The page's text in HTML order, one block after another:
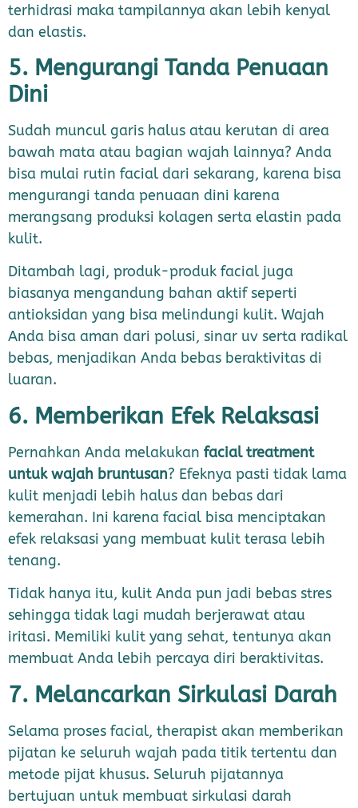
terhidrasi maka tampilannya akan lebih kenyal
dan elastis.
5. Mengurangi Tanda Penuaan
Dini
Sudah muncul garis halus atau kerutan di area
bawah mata atau bagian wajah lainnya? Anda
bisa mulai rutin facial dari sekarang, karena bisa
mengurangi tanda penuaan dini karena
merangsang produksi kolagen serta elastin pada
kulit.
Ditambah lagi, produk-produk facial juga
biasanya mengandung bahan aktif seperti
antioksidan yang bisa melindungi kulit. Wajah
Anda bisa aman dari polusi, sinar uv serta radikal
bebas, menjadikan Anda bebas beraktivitas di
luaran.
6. Memberikan Efek Relaksasi
Pernahkan Anda melakukan facial treatment
untuk wajah bruntusan? Efeknya pasti tidak lama
kulit menjadi lebih halus dan bebas dari
kemerahan. Ini karena facial bisa menciptakan
efek relaksasi yang membuat kulit terasa lebih
tenang.
Tidak hanya itu, kulit Anda pun jadi bebas stres
sehingga tidak lagi mudah berjerawat atau
iritasi. Memiliki kulit yang sehat, tentunya akan
membuat Anda lebih percaya diri beraktivitas.
7. Melancarkan Sirkulasi Darah
Selama proses facial, therapist akan memberikan
pijatan ke seluruh wajah pada titik tertentu dan
metode pijat khusus. Seluruh pijatannya
bertujuan untuk membuat sirkulasi darah